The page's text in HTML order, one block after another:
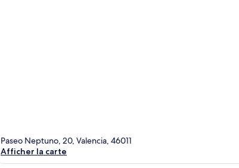
Paseo Neptuno, 20, Valencia, 46011
Afficher la carte